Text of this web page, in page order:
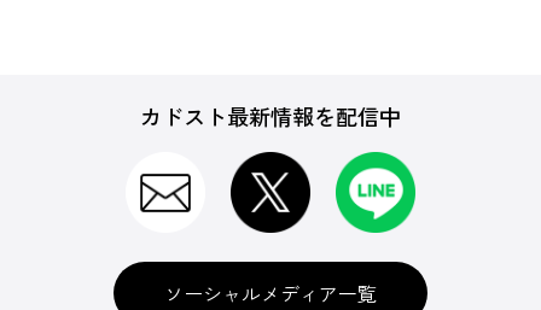
カドスト最新情報を配信中
ソーシャルメディア一覧